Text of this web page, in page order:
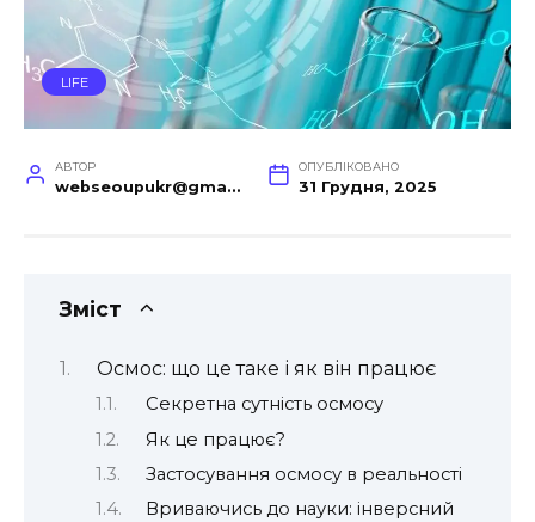
LIFE
АВТОР
webseoupukr@gmail.com
ОПУБЛІКОВАНО
31 Грудня, 2025
Зміст
Осмос: що це таке і як він працює
Секретна сутність осмосу
Як це працює?
Застосування осмосу в реальності
Вриваючись до науки: інверсний